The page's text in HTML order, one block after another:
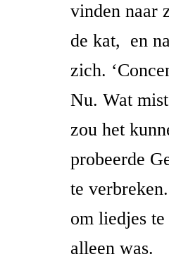
vinden naar
de kat, en
zich.
Nu. Wat
zou het
probeerde
te
om liedjes
alleen was.